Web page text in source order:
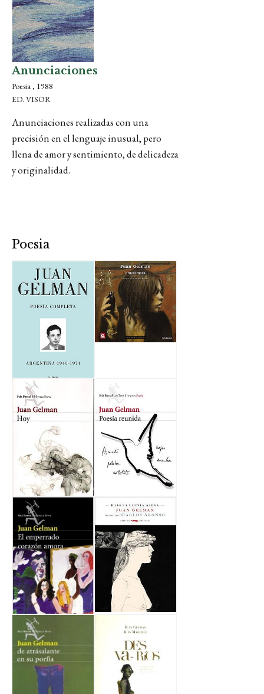
Anunciaciones
Poesia , 1988
ED. VISOR
Anunciaciones realizadas con una
precisión en el lenguaje inusual, pero
llena de amor y sentimiento, de delicadeza
y originalidad.
Poesia